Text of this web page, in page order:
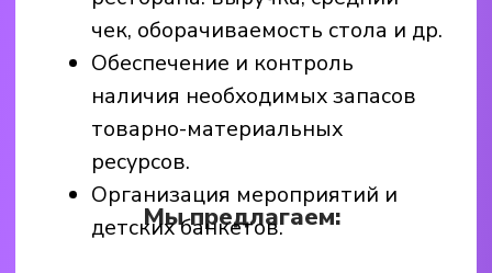
Мы предлагаем:
Озвучивание важных объявлений
и акций через информационный
микрофон.
З/п от 30.000 руб.;
Сменный график работы 3/3,
c 10.00−21.00;
Официальное трудоустройство